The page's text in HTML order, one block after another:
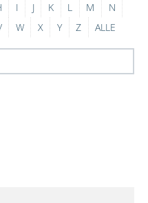
I J K L M
N
W X Y Z ALLE